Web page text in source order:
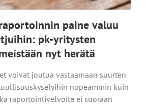
paine valuu
pk-yritysten
nyt herätä
voivat joutua vastaamaan suurten
nopeammin kuin
raportointivelvoite ei suoraan